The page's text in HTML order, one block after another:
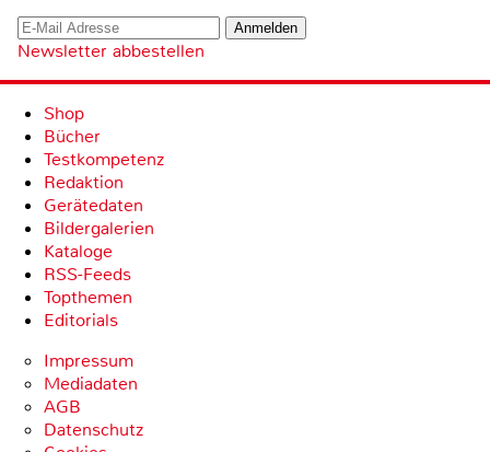
Newsletter abbestellen
Shop
Bücher
Testkompetenz
Redaktion
Gerätedaten
Bildergalerien
Kataloge
RSS-Feeds
Topthemen
Editorials
Impressum
Mediadaten
AGB
Datenschutz